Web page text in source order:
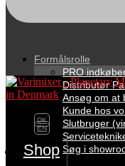
Formålsrolle
PRO
Distributør
Ansøg om at
Kunde hos
Slutbruger
Søg i
DK
EN
Shop